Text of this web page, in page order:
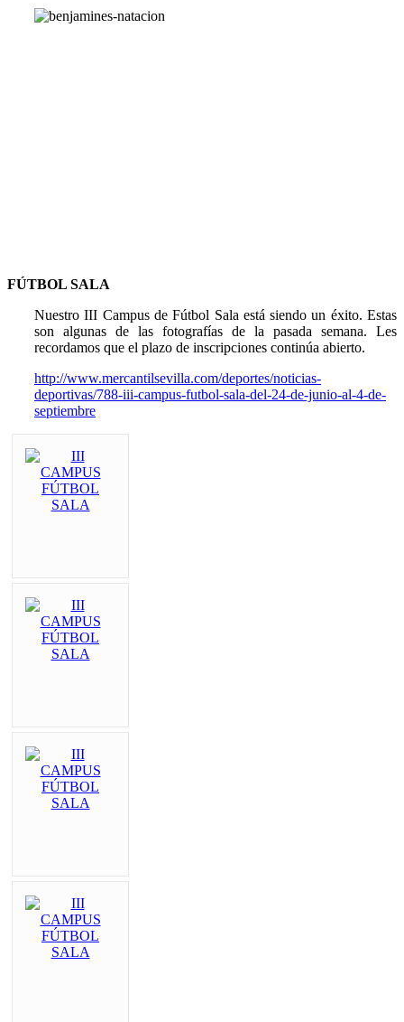
FÚTBOL SALA
Nuestro III Campus de Fútbol Sala está siendo un éxito. Estas
son algunas de las fotografías de la pasada semana. Les
recordamos que el plazo de inscripciones continúa abierto.
http://www.mercantilsevilla.com/deportes/noticias-
deportivas/788-iii-campus-futbol-sala-del-24-de-junio-al-4-de-
septiembre